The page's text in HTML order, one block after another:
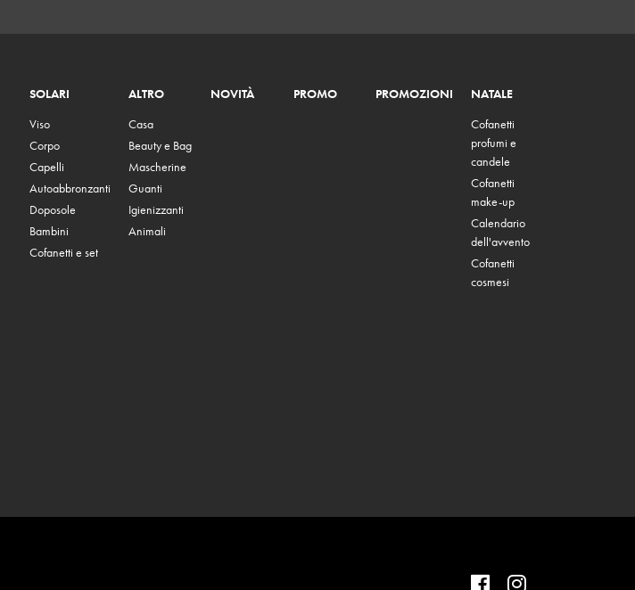
SOLARI
Viso
Corpo
Capelli
Autoabbronzanti
Doposole
Bambini
Cofanetti e set
ALTRO
Casa
Beauty e Bag
Mascherine
Guanti
Igienizzanti
Animali
NOVITÀ PROMO PROMOZIONI
NATALE
Cofanetti
profumi e
candele
Cofanetti
make-up
Calendario
dell'avvento
Cofanetti
cosmesi